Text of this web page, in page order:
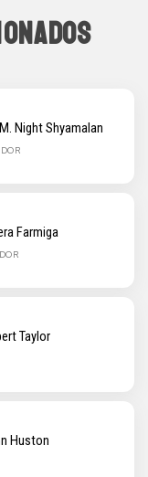
Night Shyamalan
Farmiga
Taylor
Huston